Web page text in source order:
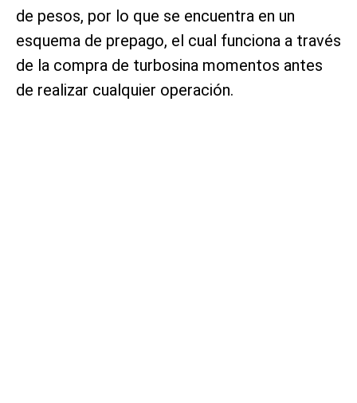
de pesos, por lo que se encuentra en un
esquema de prepago, el cual funciona a través
de la compra de turbosina momentos antes
de realizar cualquier operación.